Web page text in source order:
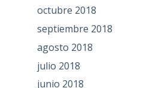
octubre 2018
septiembre 2018
agosto 2018
julio 2018
junio 2018